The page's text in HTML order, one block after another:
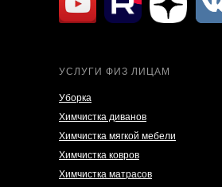
УСЛУГИ ФИЗ ЛИЦАМ
Уборка
Химчистка диванов
Химчистка мягкой мебели
Химчистка ковров
Химчистка матрасов